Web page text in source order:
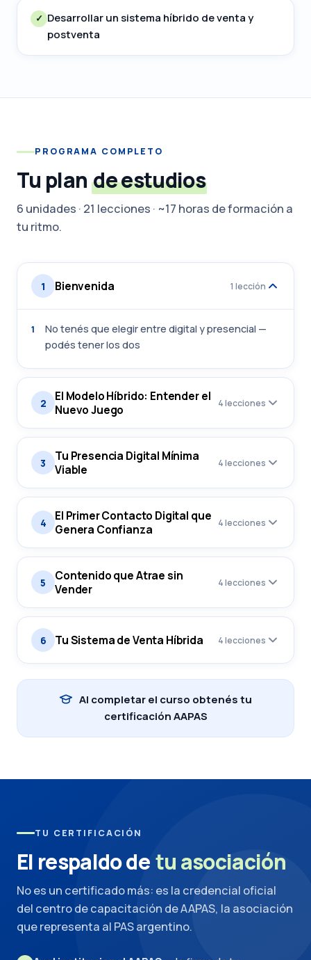
✓ Desarrollar un sistema híbrido de venta y
postventa
PROGRAMA COMPLETO
Tu plan de estudios
6 unidades · 21 lecciones · ~17 horas de formación a
tu ritmo.
1 Bienvenida 1 lección
1
No tenés que elegir entre digital y presencial —
podés tener los dos
2
El Modelo Híbrido: Entender el
Nuevo Juego
4 lecciones
3
Tu Presencia Digital Mínima
Viable
4 lecciones
4
El Primer Contacto Digital que
Genera Confianza
4 lecciones
5
Contenido que Atrae sin
Vender
4 lecciones
6 Tu Sistema de Venta Híbrida 4 lecciones
Al completar el curso obtenés tu
certificación AAPAS
TU CERTIFICACIÓN
El respaldo detu asociación
No es un certificado más: es la credencial oficial
del centro de capacitación de AAPAS, la asociación
que representa al PAS argentino.